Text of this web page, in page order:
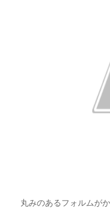
丸みのあるフォルムが